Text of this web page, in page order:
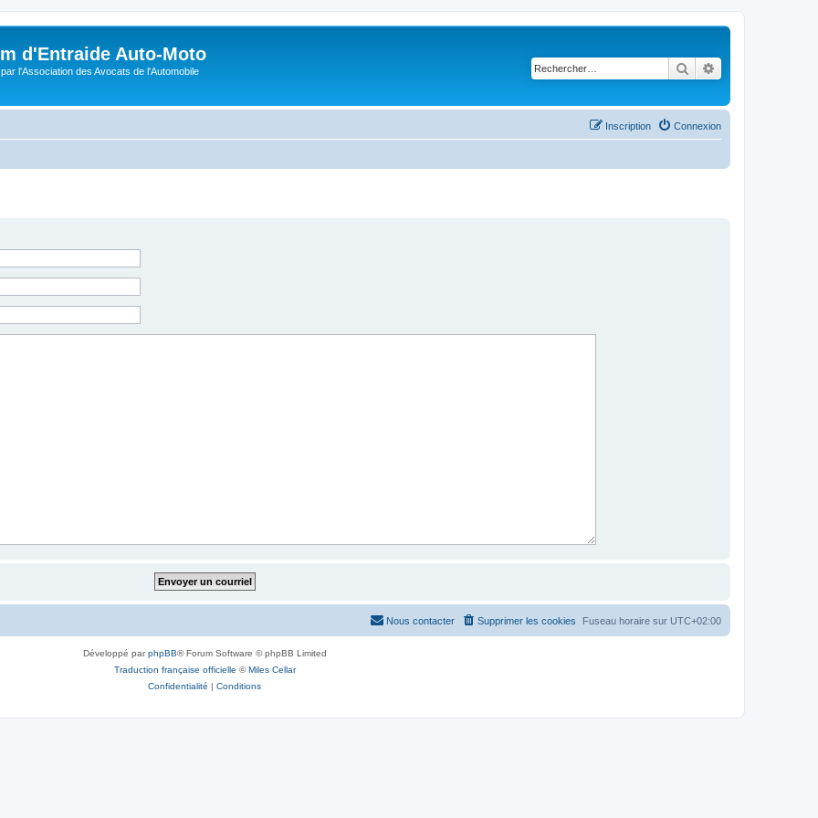
d'Entraide Auto-Moto
l'Association des Avocats de l'Automobile Rechercher
Connexion
Inscription
Fuseau horaire sur UTC+02:00
Supprimer les cookies
Nous contacter
Développé parphpBB® Forum Software © phpBB Limited
Traduction française officielle ©Miles Cellar
Confidentialité | Conditions